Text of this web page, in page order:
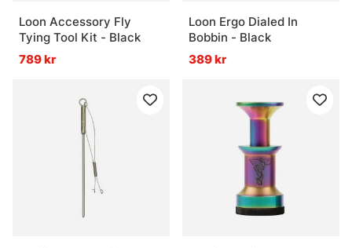
Loon Accessory Fly
Tying Tool Kit - Black
789 kr
Loon Ergo Dialed In
Bobbin - Black
389 kr